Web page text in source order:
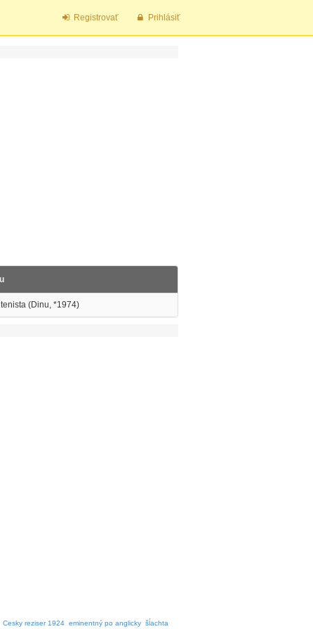
Registrovať Prihlásiť
(Dinu, *1974)
Cesky reziser 1924 eminentný po anglicky šĺachta